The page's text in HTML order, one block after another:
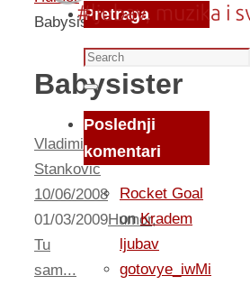
Babysister
Babysister
Vladimir
Stankovic
10/06/2008
01/03/2009Humor,
Tu
sam...
Pretraga
Search
for:
Search
Poslednji
komentari
Rocket Goal
onKradem
ljubav
gotovye_iwMi